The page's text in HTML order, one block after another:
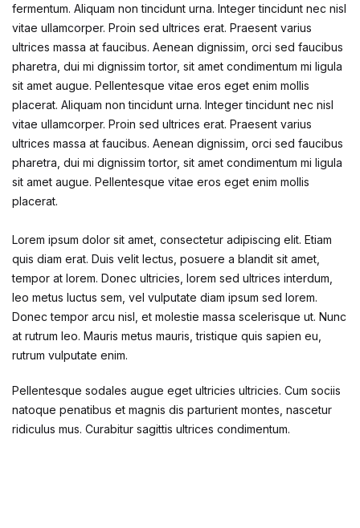
fermentum. Aliquam non tincidunt urna. Integer tincidunt nec nisl
vitae ullamcorper. Proin sed ultrices erat. Praesent varius
ultrices massa at faucibus. Aenean dignissim, orci sed faucibus
pharetra, dui mi dignissim tortor, sit amet condimentum mi ligula
sit amet augue. Pellentesque vitae eros eget enim mollis
placerat. Aliquam non tincidunt urna. Integer tincidunt nec nisl
vitae ullamcorper. Proin sed ultrices erat. Praesent varius
ultrices massa at faucibus. Aenean dignissim, orci sed faucibus
pharetra, dui mi dignissim tortor, sit amet condimentum mi ligula
sit amet augue. Pellentesque vitae eros eget enim mollis
placerat.
Lorem ipsum dolor sit amet, consectetur adipiscing elit. Etiam
quis diam erat. Duis velit lectus, posuere a blandit sit amet,
tempor at lorem. Donec ultricies, lorem sed ultrices interdum,
leo metus luctus sem, vel vulputate diam ipsum sed lorem.
Donec tempor arcu nisl, et molestie massa scelerisque ut. Nunc
at rutrum leo. Mauris metus mauris, tristique quis sapien eu,
rutrum vulputate enim.
Pellentesque sodales augue eget ultricies ultricies. Cum sociis
natoque penatibus et magnis dis parturient montes, nascetur
ridiculus mus. Curabitur sagittis ultrices condimentum.